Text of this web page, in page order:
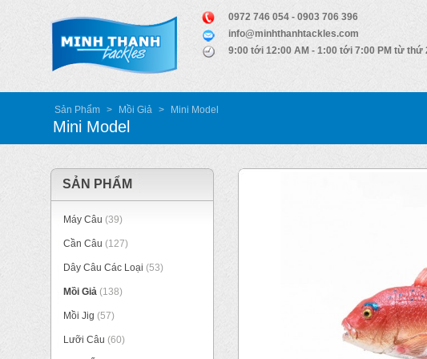
0972 746 054 - 0903 706 396
info@minhthanhtackles.com
9:00 tới 12:00 AM - 1:00 tới 7:00 PM từ thứ
Sản Phẩm > Mồi Giả > Mini Model
Mini Model
SẢN PHẨM
Máy Câu (39)
Cần Câu (127)
Dây Câu Các Loại (53)
Mồi Giả (138)
Mồi Jig (57)
Lưỡi Câu (60)